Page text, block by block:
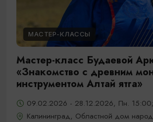
МАСТЕР-КЛАССЫ
Мастер-класс Будаевой
«Знакомство с древним
инструментом Алтай ятга»
09.02.2026 - 28.12.2026, Пн.
Калининград, Областной дом